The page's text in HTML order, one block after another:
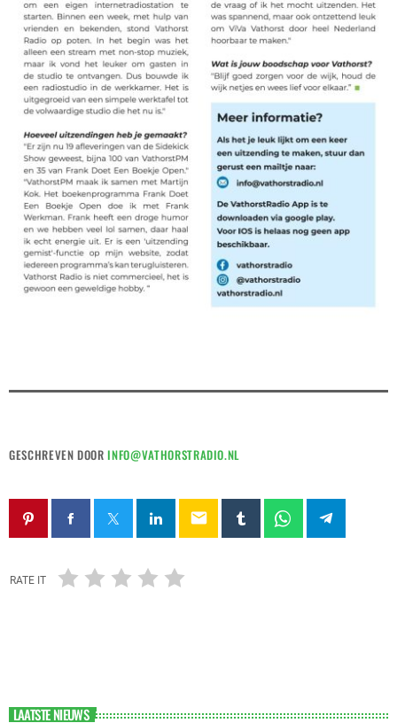
GESCHREVEN DOORINFO@VATHORSTRADIO.NL
email
RATE IT
LAATSTE NIEUWS